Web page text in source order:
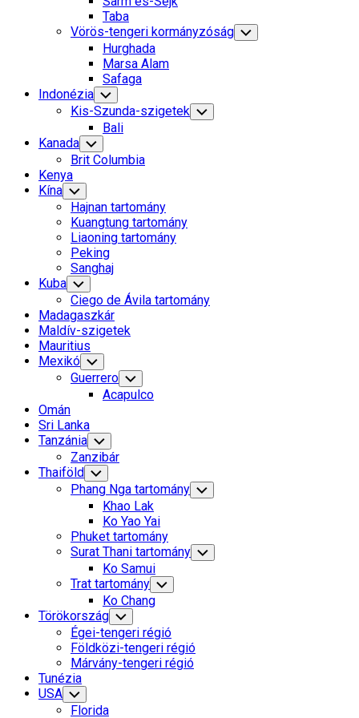
Taba
Vörös-tengeri kormányzóság Toggle
Child
Hurghada
Marsa Alam
Safaga
Indonézia Toggle
Child
Menu
Kis-Szunda-szigetek Toggle
Child
Bali
Kanada Toggle
Child
Menu
Brit Columbia
Kenya
Kína Toggle
Child
Menu
Hajnan tartomány
Kuangtung tartomány
Liaoning tartomány
Peking
Sanghaj
Kuba Toggle
Child
Menu
Ciego de Ávila tartomány
Madagaszkár
Maldív-szigetek
Mauritius
Mexikó Toggle
Child
Menu
Guerrero Toggle
Child
Menu
Acapulco
Omán
Sri Lanka
Tanzánia Toggle
Child
Menu
Zanzibár
Thaiföld Toggle
Child
Menu
Phang Nga tartomány Toggle
Child
Khao Lak
Ko Yao Yai
Phuket tartomány
Surat Thani tartomány Toggle
Child
Ko Samui
Trat tartomány Toggle
Child
Ko Chang
Törökország Toggle
Child
Menu
Égei-tengeri régió
Földközi-tengeri régió
Márvány-tengeri régió
Tunézia
USA Toggle
Child
Florida